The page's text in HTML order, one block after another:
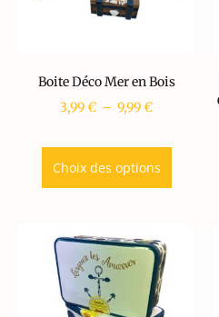
Boite Déco Mer en Bois
3,99€ – 9,99€
Choix des options